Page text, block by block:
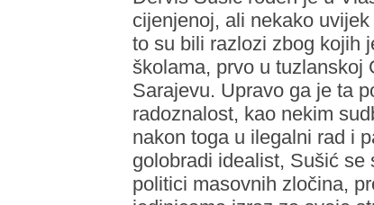
cijenjenoj, ali nekako
to su bili razlozi zbog kojih
školama, prvo u tuzlanskoj
Sarajevu. Upravo ga je ta
radoznalost, kao nekim
nakon toga u ilegalni rad i
golobradi idealist, Sušić
politici masovnih zločina,